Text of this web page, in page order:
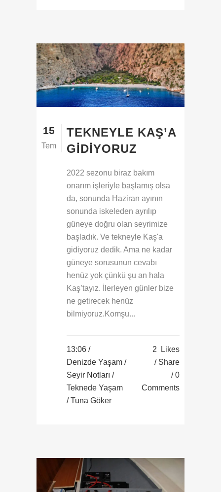
15
Tem
TEKNEYLE KAŞ’A
GIDIYORUZ
2022 sezonu biraz bakım
onarım işleriyle başlamış olsa
da, sonunda Haziran ayının
sonunda iskeleden ayrılıp
güneye doğru olan seyrimize
başladık. Ve tekneyle Kaş'a
gidiyoruz dedik. Ama ne kadar
güneye sorusunun cevabı
henüz yok çünkü şu an hala
Kaş’tayız. İlerleyen günler bize
ne getirecek henüz
bilmiyoruz.Komşu...
13:06 /
Denizde Yaşam /
Seyir Notları /
Teknede Yaşam
/ Tuna Göker
2
Likes
Share
0
Comments